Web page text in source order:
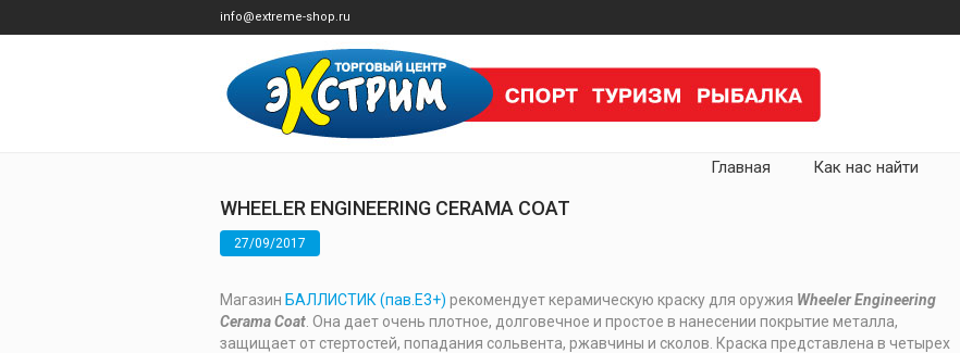
info@extreme-shop.ru
Главная Как нас найти
WHEELER ENGINEERING CERAMA COAT
27/09/2017
Магазин БАЛЛИСТИК (пав.Е3+) рекомендует керамическую краску для оружия Wheeler Engineering
Cerama Coat . Она дает очень плотное, долговечное и простое в нанесении покрытие металла,
защищает от стертостей, попадания сольвента, ржавчины и сколов. Краска представлена в четырех